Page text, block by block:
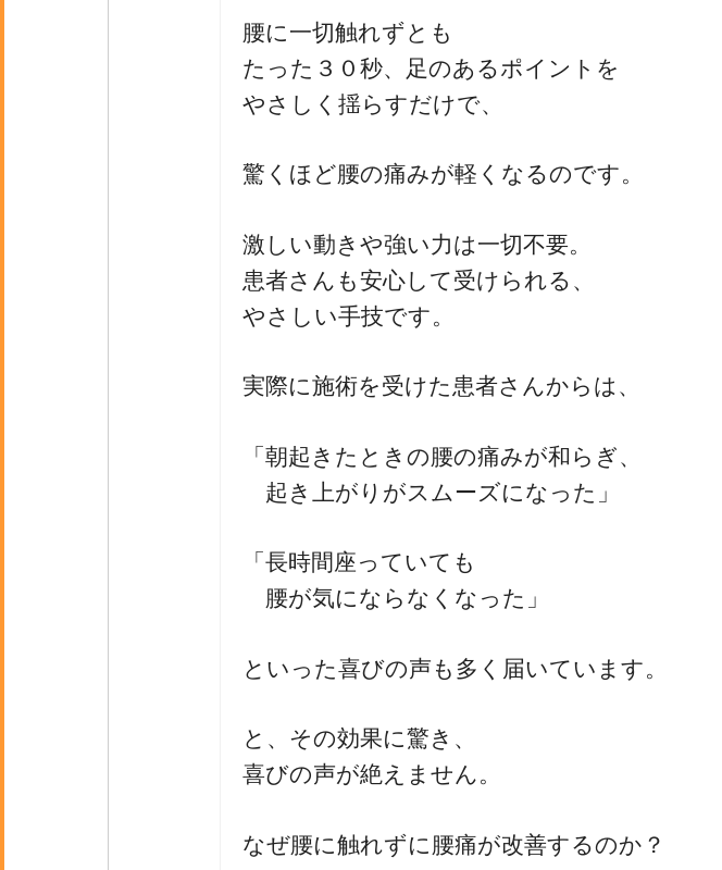
腰に一切触れずとも
たった３０秒、足のあるポイントを
やさしく揺らすだけで、
驚くほど腰の痛みが軽くなるのです。
激しい動きや強い力は一切不要。
患者さんも安心して受けられる、
やさしい手技です。
実際に施術を受けた患者さんからは、
「朝起きたときの腰の痛みが和らぎ、
起き上がりがスムーズになった」
「長時間座っていても
腰が気にならなくなった」
といった喜びの声も多く届いています。
と、その効果に驚き、
喜びの声が絶えません。
なぜ腰に触れずに腰痛が改善するのか？